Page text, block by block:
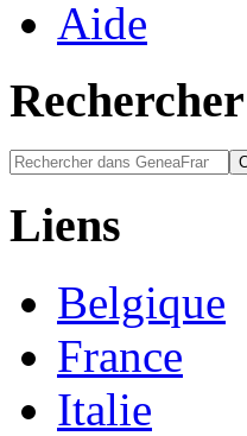
Aide
Rechercher
Liens
Belgique
France
Italie